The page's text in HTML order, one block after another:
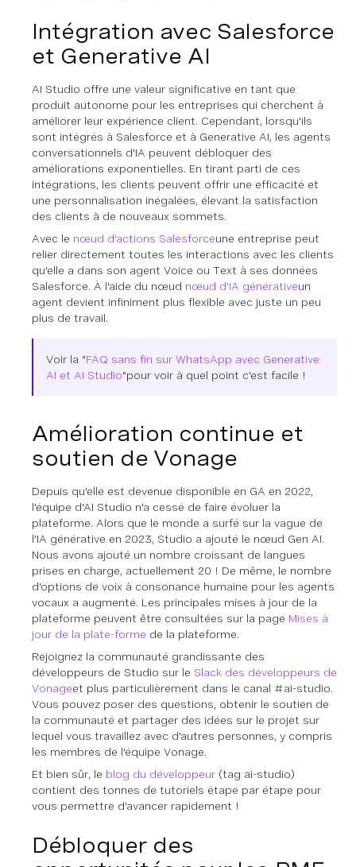
Intégration avec Salesforce
et Generative AI
AI Studio offre une valeur significative en tant que
produit autonome pour les entreprises qui cherchent à
améliorer leur expérience client. Cependant, lorsqu'ils
sont intégrés à Salesforce et à Generative AI, les agents
conversationnels d'IA peuvent débloquer des
améliorations exponentielles. En tirant parti de ces
intégrations, les clients peuvent offrir une efficacité et
une personnalisation inégalées, élevant la satisfaction
des clients à de nouveaux sommets.
Avec le nœud d'actions Salesforceune entreprise peut
relier directement toutes les interactions avec les clients
qu'elle a dans son agent Voice ou Text à ses données
Salesforce. À l'aide du nœud nœud d'IA générativeun
agent devient infiniment plus flexible avec juste un peu
plus de travail.
Voir la "FAQ sans fin sur WhatsApp avec Generative
AI et AI Studio"pour voir à quel point c'est facile !
Amélioration continue et
soutien de Vonage
Depuis qu'elle est devenue disponible en GA en 2022,
l'équipe d'AI Studio n'a cessé de faire évoluer la
plateforme. Alors que le monde a surfé sur la vague de
l'IA générative en 2023, Studio a ajouté le nœud Gen AI.
Nous avons ajouté un nombre croissant de langues
prises en charge, actuellement 20 ! De même, le nombre
d'options de voix à consonance humaine pour les agents
vocaux a augmenté. Les principales mises à jour de la
plateforme peuvent être consultées sur la page Mises à
jour de la plate-forme de la plateforme.
Rejoignez la communauté grandissante des
développeurs de Studio sur le Slack des développeurs de
Vonageet plus particulièrement dans le canal #ai-studio.
Vous pouvez poser des questions, obtenir le soutien de
la communauté et partager des idées sur le projet sur
lequel vous travaillez avec d'autres personnes, y compris
les membres de l'équipe Vonage.
Et bien sûr, le blog du développeur (tag ai-studio)
contient des tonnes de tutoriels étape par étape pour
vous permettre d'avancer rapidement !
Débloquer des